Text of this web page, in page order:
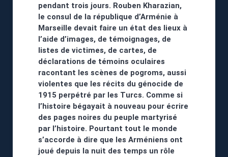
pendant trois jours. Rouben Kharazian,
le consul de la république d’Arménie à
Marseille devait faire un état des lieux à
l’aide d’images, de témoignages, de
listes de victimes, de cartes, de
déclarations de témoins oculaires
racontant les scènes de pogroms, aussi
violentes que les récits du génocide de
1915 perpétré par les Turcs. Comme si
l’histoire bégayait à nouveau pour écrire
des pages noires du peuple martyrisé
par l’histoire. Pourtant tout le monde
s’accorde à dire que les Arméniens ont
joué depuis la nuit des temps un rôle